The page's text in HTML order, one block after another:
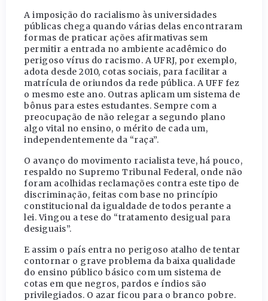
A imposição do racialismo às universidades
públicas chega quando várias delas encontraram
formas de praticar ações afirmativas sem
permitir a entrada no ambiente acadêmico do
perigoso vírus do racismo. A UFRJ, por exemplo,
adota desde 2010, cotas sociais, para facilitar a
matrícula de oriundos da rede pública. A UFF fez
o mesmo este ano. Outras aplicam um sistema de
bônus para estes estudantes. Sempre com a
preocupação de não relegar a segundo plano
algo vital no ensino, o mérito de cada um,
independentemente da “raça”.
O avanço do movimento racialista teve, há pouco,
respaldo no Supremo Tribunal Federal, onde não
foram acolhidas reclamações contra este tipo de
discriminação, feitas com base no princípio
constitucional da igualdade de todos perante a
lei. Vingou a tese do “tratamento desigual para
desiguais”.
E assim o país entra no perigoso atalho de tentar
contornar o grave problema da baixa qualidade
do ensino público básico com um sistema de
cotas em que negros, pardos e índios são
privilegiados. O azar ficou para o branco pobre.